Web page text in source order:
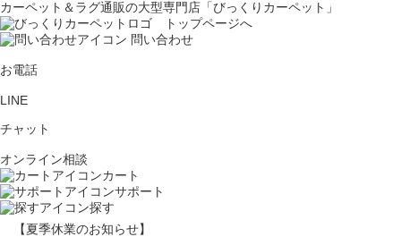
カーペット＆ラグ通販の大型専門店「びっくりカーペット」
問い合わせ
お電話
LINE
チャット
オンライン相談
カート
サポート
探す
【夏季休業のお知らせ】